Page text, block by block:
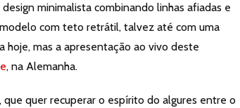
minimalista combinando linhas afiadas e
com teto retrátil, talvez até com uma
hoje, mas a apresentação ao vivo deste
, na Alemanha.
quer recuperar o espírito do algures entre o